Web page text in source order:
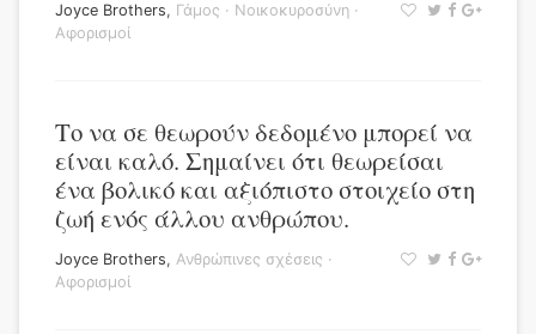
Joyce Brothers, Γάμος · Νοικοκυροσύνη ·
Αφορισμοί
Το να σε θεωρούν δεδομένο μπορεί να
είναι καλό. Σημαίνει ότι θεωρείσαι
ένα βολικό και αξιόπιστο στοιχείο στη
ζωή ενός άλλου ανθρώπου.
Joyce Brothers, Ανθρώπινες σχέσεις ·
Αφορισμοί